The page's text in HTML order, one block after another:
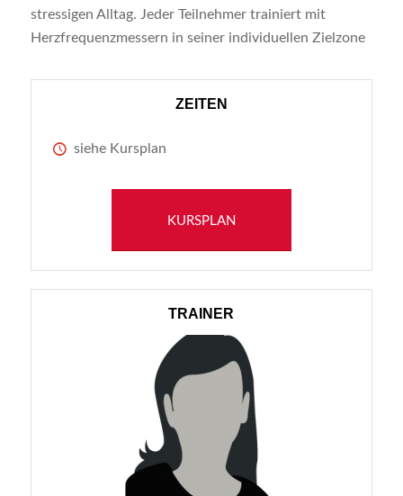
stressigen Alltag. Jeder Teilnehmer trainiert mit
Herzfrequenzmessern in seiner individuellen Zielzone
ZEITEN
siehe Kursplan
KURSPLAN
TRAINER